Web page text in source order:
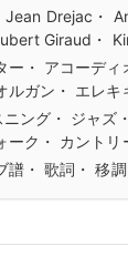
Jean Drejac・
Giraud・
ー・ アコーディ
ルガン・ エレキ
ング・ ジャズ
ーク・ カントリ
譜・ 歌詞・ 移